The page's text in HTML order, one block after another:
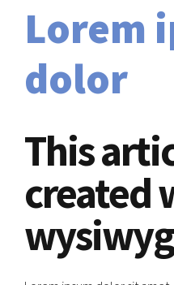
Lorem
dolor
This
created